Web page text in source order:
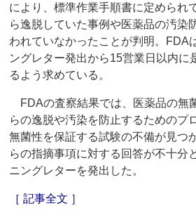
により、標準作業手順書に定められ
ら逸脱していた事例や医薬品の汚染
われていなかったことが判明。FDA
ングレター発出から15営業日以内に
るよう求めている。
FDAの査察結果では、医薬品の無
らの逸脱や汚染を防止するためのプ
無菌性を保証する試験の不備が見つ
らの指摘事項に対する回答が不十分
ニングレターを発出した。
［ 記事全文 ］